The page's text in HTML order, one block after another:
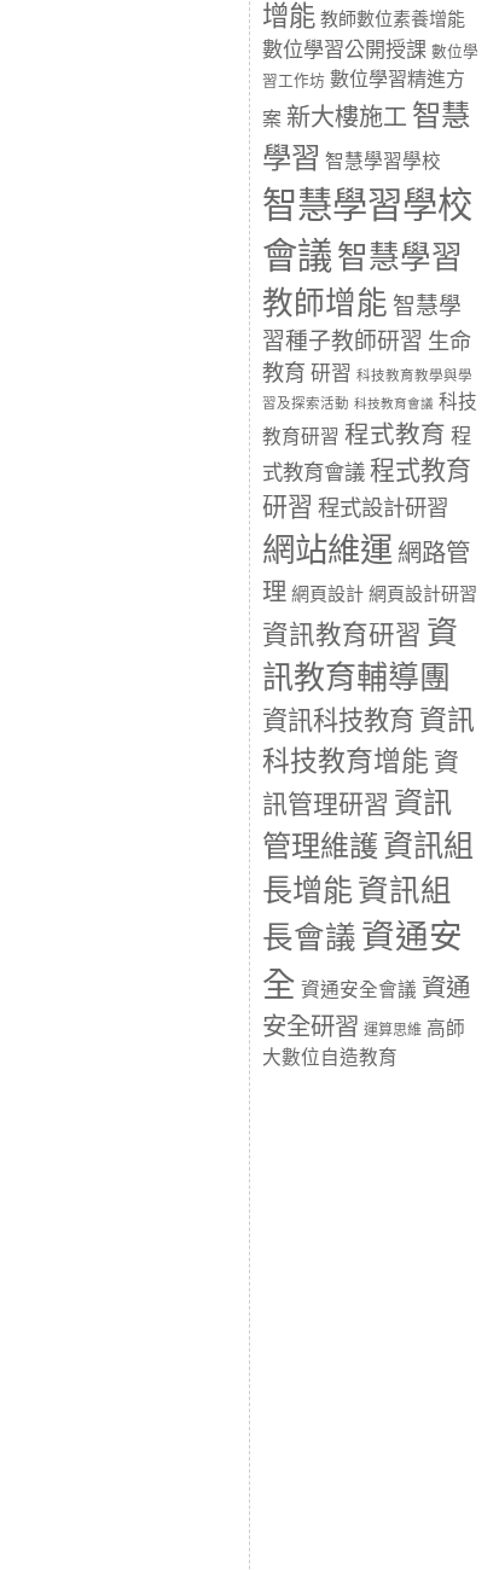
增能 教師數位素養增能
數位學習公開授課 數位學
習工作坊 數位學習精進方
案 新大樓施工 智慧
學習 智慧學習學校
智慧學習學校
會議 智慧學習
教師增能 智慧學
習種子教師研習 生命
教育 研習 科技教育教學與學
習及探索活動 科技教育會議 科技
教育研習 程式教育 程
式教育會議 程式教育
研習 程式設計研習
網站維運 網路管
理 網頁設計 網頁設計研習
資訊教育研習 資
訊教育輔導團
資訊科技教育 資訊
科技教育增能 資
訊管理研習 資訊
管理維護 資訊組
長增能資訊組
長會議 資通安
全 資通安全會議 資通
安全研習 運算思維 高師
大數位自造教育